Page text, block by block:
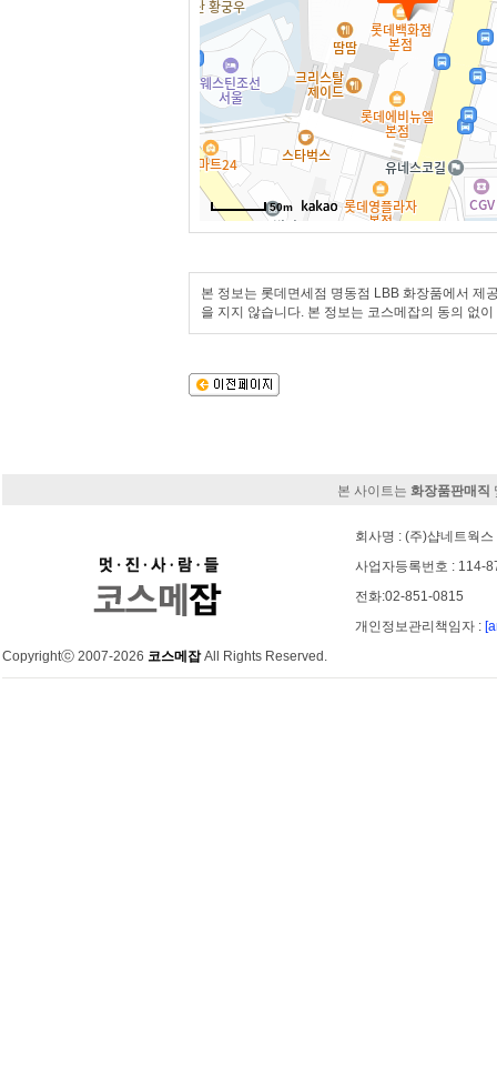
50m
본 정보는 롯데면세점 명동점 LBB 화장품에서 제
을 지지 않습니다. 본 정보는 코스메잡의 동의 없
본 사이트는 화장품판매직
회사명 : (주)샵네트웍
사업자등록번호 : 114-
전화:02-851-0815
개인정보관리책임자 :
Copyrightⓒ 2007-2026 코스메잡All Rights Reserved.